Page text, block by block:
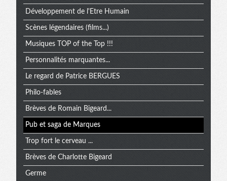
Développement de l'Etre Humain
Scènes légendaires (films...)
Musiques TOP of the Top !!!
Personnalités marquantes...
Le regard de Patrice BERGUES
Philo-fables
Brèves de Romain Bigeard...
Pub et saga de Marques
Trop fort le cerveau ...
Brèves de Charlotte Bigeard
Germe